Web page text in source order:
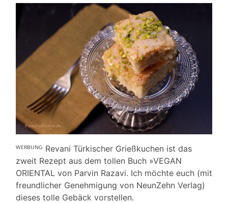
ᵂᴱᴿᴮᵁᴺᴳ Revani Türkischer Grießkuchen ist das
zweit Rezept aus dem tollen Buch »VEGAN
ORIENTAL von Parvin Razavi. Ich möchte euch (mit
freundlicher Genehmigung von NeunZehn Verlag)
dieses tolle Gebäck vorstellen.